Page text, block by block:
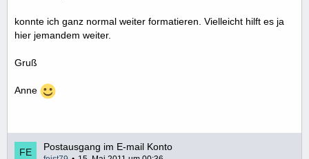
konnte ich ganz normal weiter formatieren. Vielleicht hilft es ja
hier jemandem weiter.
Gruß
Anne
Postausgang im E-mail Konto